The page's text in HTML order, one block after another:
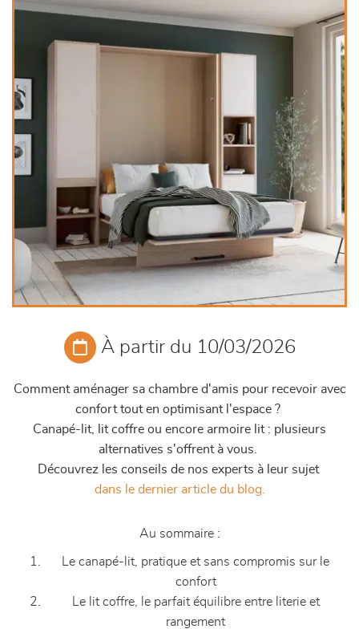
décoration
À partir du 10/03/2026
Comment aménager sa chambre d'amis pour recevoir avec
confort tout en optimisant l'espace ?
Canapé-lit, lit coffre ou encore armoire lit : plusieurs
alternatives s'offrent à vous.
Découvrez les conseils de nos experts à leur sujet
dans le dernier article du blog.
Au sommaire :
Le canapé-lit, pratique et sans compromis sur le
confort
Le lit coffre, le parfait équilibre entre literie et
rangement